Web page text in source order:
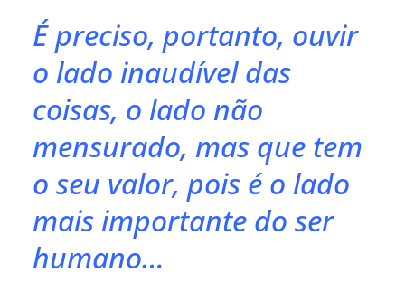
É preciso, portanto, ouvir
o lado inaudível das
coisas, o lado não
mensurado, mas que tem
o seu valor, pois é o lado
mais importante do ser
humano…